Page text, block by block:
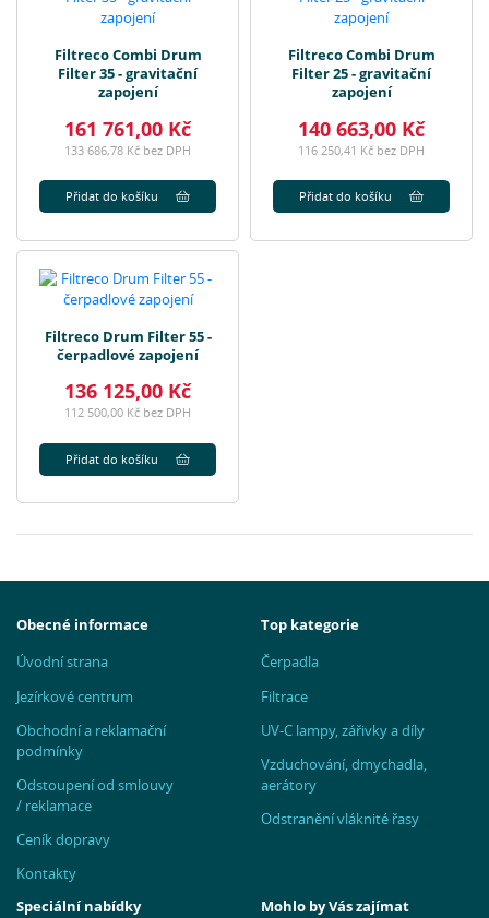
Filtreco Combi Drum
Filter 35 - gravitační
zapojení
161 761,00 Kč
133 686,78 Kč bez DPH
Přidat do košíku
Filtreco Combi Drum
Filter 25 - gravitační
zapojení
140 663,00 Kč
116 250,41 Kč bez DPH
Přidat do košíku
Filtreco Drum Filter 55 -
čerpadlové zapojení
136 125,00 Kč
112 500,00 Kč bez DPH
Přidat do košíku
Obecné informace
Úvodní strana
Jezírkové centrum
Obchodní a reklamační
podmínky
Odstoupení od smlouvy
/ reklamace
Ceník dopravy
Kontakty
Top kategorie
Čerpadla
Filtrace
UV-C lampy, zářivky a díly
Vzduchování, dmychadla,
aerátory
Odstranění vláknité řasy
Speciální nabídky Mohlo by Vás zajímat